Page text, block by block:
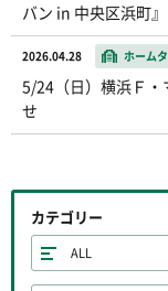
バン in 中央区浜町
2026.04.28 ホーム
5/24（日）横浜Ｆ
せ
カテゴリー
ALL